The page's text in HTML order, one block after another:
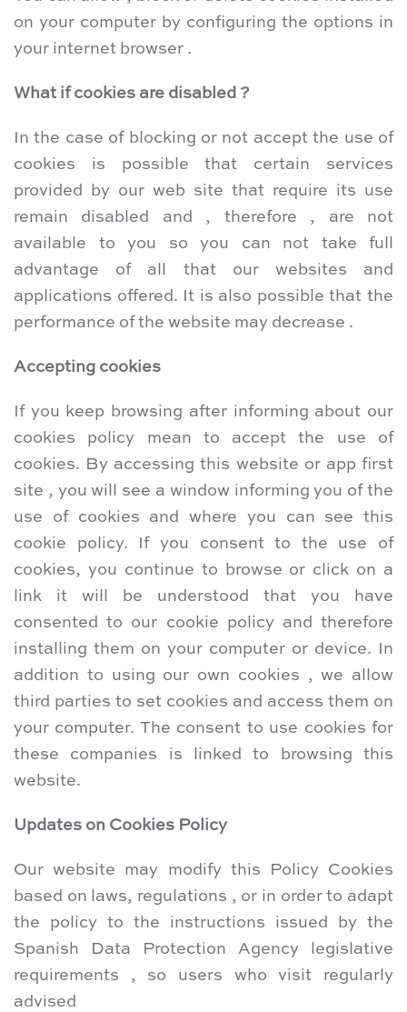
on your computer by configuring the options in
your internet browser .
What if cookies are disabled ?
In the case of blocking or not accept the use of
cookies is possible that certain services
provided by our web site that require its use
remain disabled and , therefore , are not
available to you so you can not take full
advantage of all that our websites and
applications offered. It is also possible that the
performance of the website may decrease .
Accepting cookies
If you keep browsing after informing about our
cookies policy mean to accept the use of
cookies. By accessing this website or app first
site , you will see a window informing you of the
use of cookies and where you can see this
cookie policy. If you consent to the use of
cookies, you continue to browse or click on a
link it will be understood that you have
consented to our cookie policy and therefore
installing them on your computer or device. In
addition to using our own cookies , we allow
third parties to set cookies and access them on
your computer. The consent to use cookies for
these companies is linked to browsing this
website.
Updates on Cookies Policy
Our website may modify this Policy Cookies
based on laws, regulations , or in order to adapt
the policy to the instructions issued by the
Spanish Data Protection Agency legislative
requirements , so users who visit regularly
advised